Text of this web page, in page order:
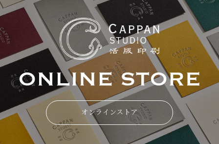
オンラインストア